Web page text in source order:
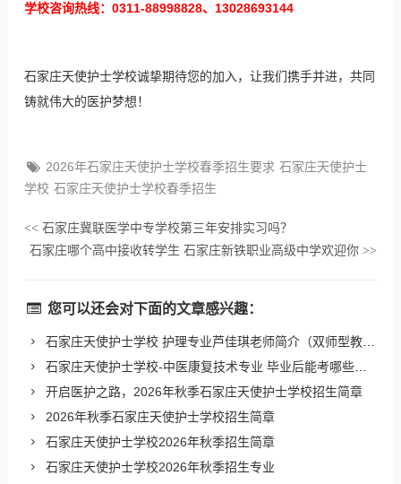
学校咨询热线：0311-88998828、13028693144
石家庄天使护士学校诚挚期待您的加入，让我们携手并进，共同
铸就伟大的医护梦想！
2026年石家庄天使护士学校春季招生要求 石家庄天使护士
学校 石家庄天使护士学校春季招生
<<石家庄冀联医学中专学校第三年安排实习吗？
石家庄哪个高中接收转学生 石家庄新铁职业高级中学欢迎你>>
您可以还会对下面的文章感兴趣：
石家庄天使护士学校 护理专业芦佳琪老师简介（双师型教师）
石家庄天使护士学校-中医康复技术专业 毕业后能考哪些证书？
开启医护之路，2026年秋季石家庄天使护士学校招生简章
2026年秋季石家庄天使护士学校招生简章
石家庄天使护士学校2026年秋季招生简章
石家庄天使护士学校2026年秋季招生专业